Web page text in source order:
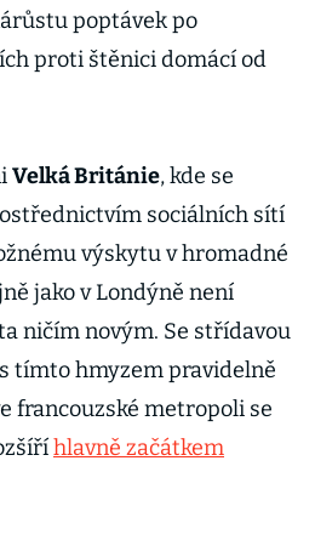
poptávek po
proti štěnici domácí od
Velká Británie, kde se
sociálních sítí
výskytu v hromadné
jako v Londýně není
ničím novým. Se střídavou
tímto hmyzem pravidelně
francouzské metropoli se
hlavně začátkem